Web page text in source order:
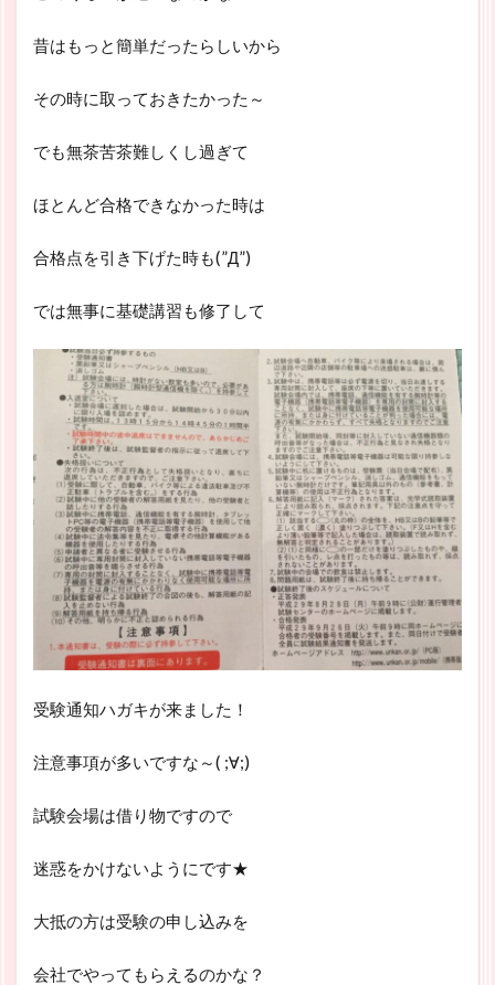
昔はもっと簡単だったらしいから
その時に取っておきたかった～
でも無茶苦茶難しくし過ぎて
ほとんど合格できなかった時は
合格点を引き下げた時も(”Д”)
では無事に基礎講習も修了して
受験通知ハガキが来ました！
注意事項が多いですな～( ;∀;)
試験会場は借り物ですので
迷惑をかけないようにです★
大抵の方は受験の申し込みを
会社でやってもらえるのかな？